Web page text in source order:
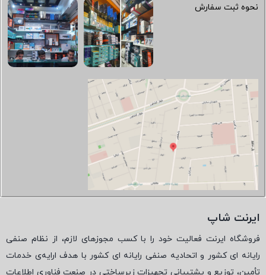
نحوه ثبت سفارش
ایرنت شاپ
فروشگاه ایرنت فعالیت خود را با کسب مجوزهای لازم، از نظام صنفی
رایانه ای کشور و اتحادیه صنفی رایانه ای کشور با هدف ارایه‌ی خدمات
تأمین، توزیع و پشتیبانی تجهیزات زیرساختی در صنعت فناوری اطلاعات